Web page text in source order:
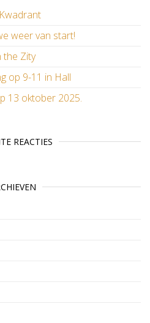
weer van start!
the Zity
op 9-11 in Hall
13 oktober 2025.
REACTIES